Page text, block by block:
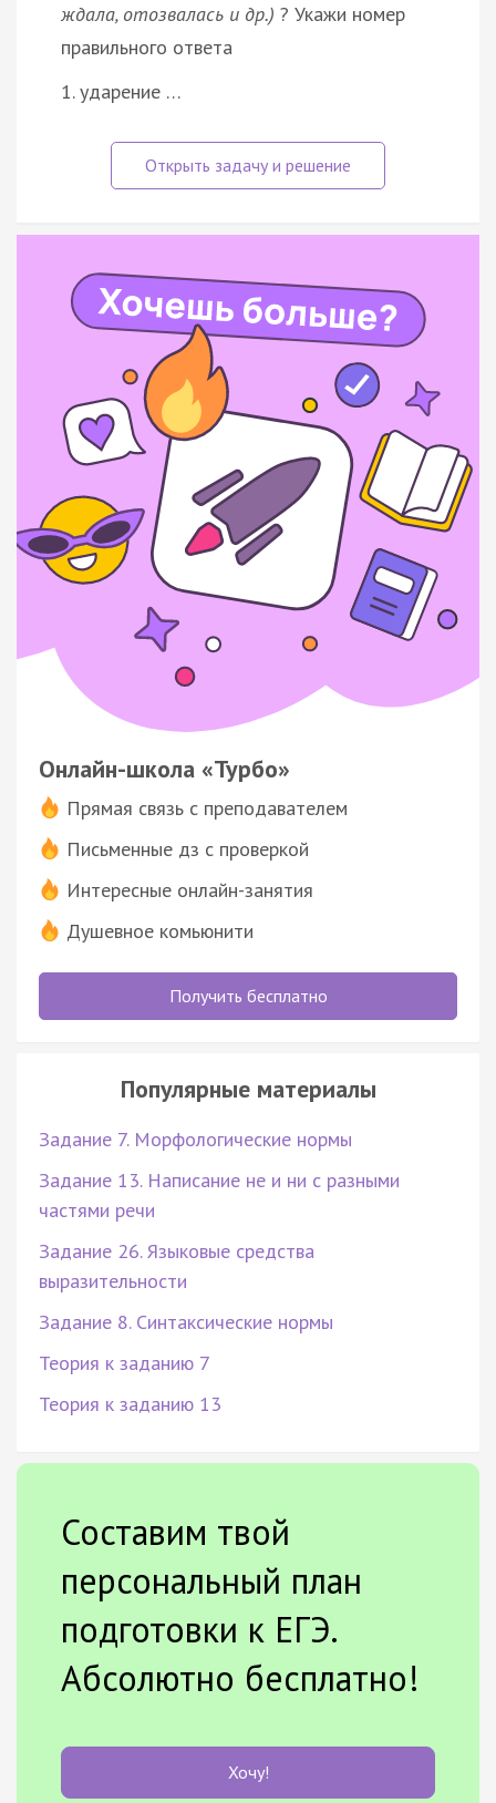
ждала, отозвалась и др.) ? Укажи номер
правильного ответа
1. ударение …
Онлайн-школа «Турбо»
Прямая связь с преподавателем
Письменные дз с проверкой
Интересные онлайн-занятия
Душевное комьюнити
Получить бесплатно
Популярные материалы
Задание 7. Морфологические нормы
Задание 13. Написание не и ни с разными
частями речи
Задание 26. Языковые средства
выразительности
Задание 8. Синтаксические нормы
Теория к заданию 7
Теория к заданию 13
Составим твой
персональный план
подготовки к ЕГЭ.
Абсолютно бесплатно!
Хочу!